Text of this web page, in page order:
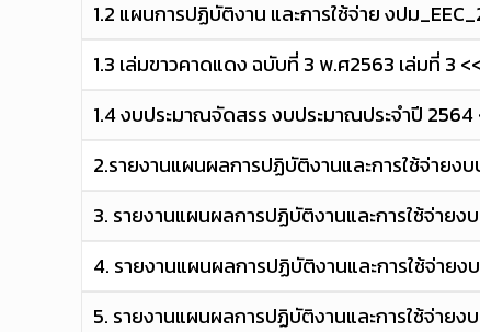
1.2 แผนการปฏิบัติงาน และการใช้จ่าย งปม
1.3 เล่มขาวคาดแดง ฉบับที่ 3 พ.ศ2563 เล่มที่ 3
1.4 งบประมาณจัดสรร งบประมาณประจำปี
2.รายงานแผนผลการปฏิบัติงานและการใช้จ่ายง
3. รายงานแผนผลการปฏิบัติงานและการใช้จ่าย
4. รายงานแผนผลการปฏิบัติงานและการใช้จ่าย
5. รายงานแผนผลการปฏิบัติงานและการใช้จ่าย